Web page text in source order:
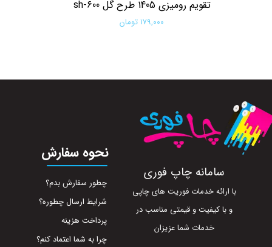
تقویم رومیزی 1405 طرح گل sh-600
۱۷۹,۰۰۰ تومان
سامانه چاپ فوری
با ارائه خدمات فوریت های چاپی
و با کیفیت و قیمتی مناسب در
خدمات شما عزیزان
نحوه سفارش
چطور سفارش بدم؟
شرایط ارسال چطوره؟
پرداخت هزینه
چرا به شما اعتماد کنم؟